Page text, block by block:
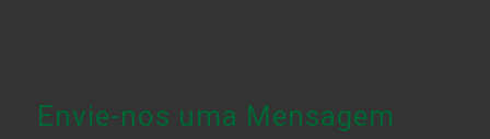
Envie-nos uma Mensagem